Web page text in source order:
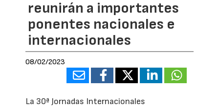
reunirán a importantes
ponentes nacionales e
internacionales
08/02/2023
La 30ª Jornadas Internacionales